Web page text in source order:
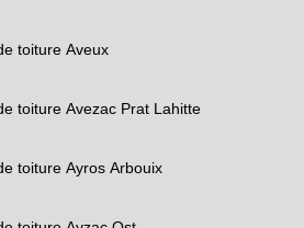
toiture Aveux
toiture Avezac Prat Lahitte
toiture Ayros Arbouix